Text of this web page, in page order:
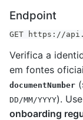
Endpoint
GET https://
Verifica a
em fontes
documentNumber
DD/MM/YYYY).
onboarding